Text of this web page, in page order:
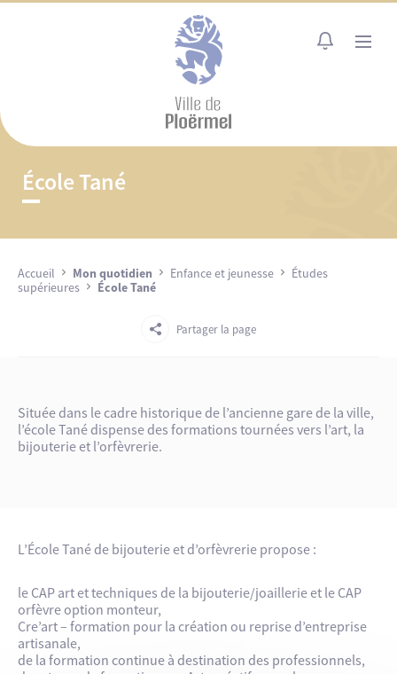
École Tané
Accueil Mon quotidien Enfance et jeunesse
Études
supérieures
École Tané
Partager la page
Située dans le cadre historique de l’ancienne gare de la ville,
l’école Tané dispense des formations tournées vers l’art, la
bijouterie et l’orfèvrerie.
L’École Tané de bijouterie et d’orfèvrerie propose :
le CAP art et techniques de la bijouterie/joaillerie et le CAP
orfèvre option monteur,
Cre’art – formation pour la création ou reprise d’entreprise
artisanale,
de la formation continue à destination des professionnels,